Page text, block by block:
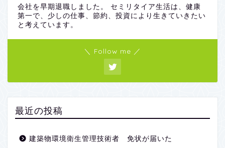
会社を早期退職しました。 セミリタイア生活は、健康
第一で、少しの仕事、節約、投資により生きていきたい
と考えています。
＼ Follow me ／
最近の投稿
建築物環境衛生管理技術者 免状が届いた